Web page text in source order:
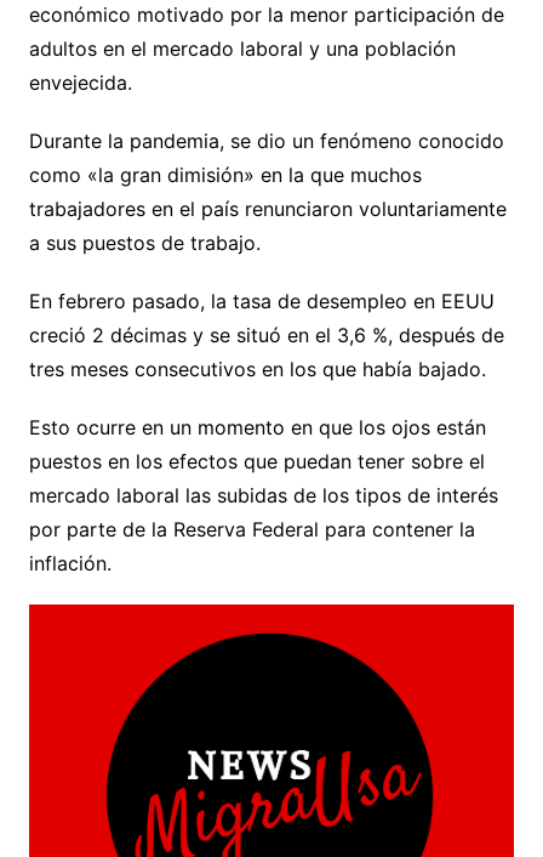
económico motivado por la menor participación de
adultos en el mercado laboral y una población
envejecida.
Durante la pandemia, se dio un fenómeno conocido
como «la gran dimisión» en la que muchos
trabajadores en el país renunciaron voluntariamente
a sus puestos de trabajo.
En febrero pasado, la tasa de desempleo en EEUU
creció 2 décimas y se situó en el 3,6 %, después de
tres meses consecutivos en los que había bajado.
Esto ocurre en un momento en que los ojos están
puestos en los efectos que puedan tener sobre el
mercado laboral las subidas de los tipos de interés
por parte de la Reserva Federal para contener la
inflación.